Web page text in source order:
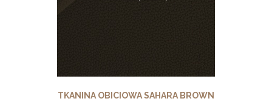
TKANINA OBICIOWA SAHARA BROWN